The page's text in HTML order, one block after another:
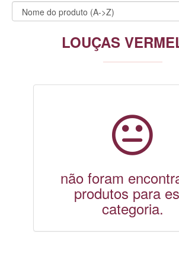
LOUÇAS
não foram
produtos para
categoria.